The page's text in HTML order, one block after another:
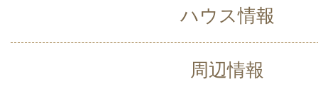
ハウス情報
周辺情報